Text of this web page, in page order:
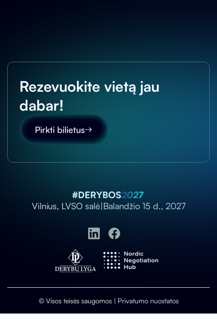
Rezevuokite vietą jau
dabar!
Pirkti bilietus
Vilnius, LVSO salė|Balandžio 15 d., 2027
© Visos teisės saugomos | Privatumo nuostatos